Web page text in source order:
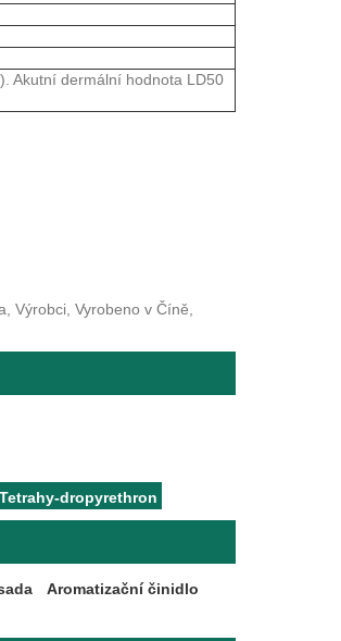
Akutní dermální hodnota LD50
Výrobci, Vyrobeno v Číně,
Tetrahy-dropyrethron
Aromatizační činidlo